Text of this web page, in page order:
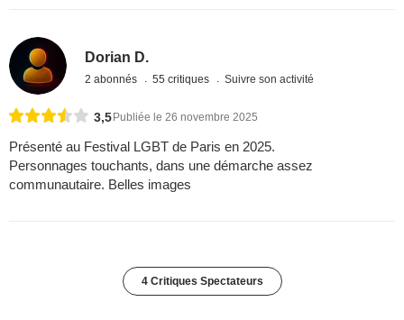
Dorian D.
2 abonnés 55 critiques Suivre son activité
3,5 Publiée le 26 novembre 2025
Présenté au Festival LGBT de Paris en 2025.
Personnages touchants, dans une démarche assez
communautaire. Belles images
4 Critiques Spectateurs